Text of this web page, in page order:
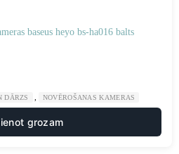
baseus heyo bs-ha016 balts
DĀRZS NOVĒROŠANAS KAMERAS
grozam